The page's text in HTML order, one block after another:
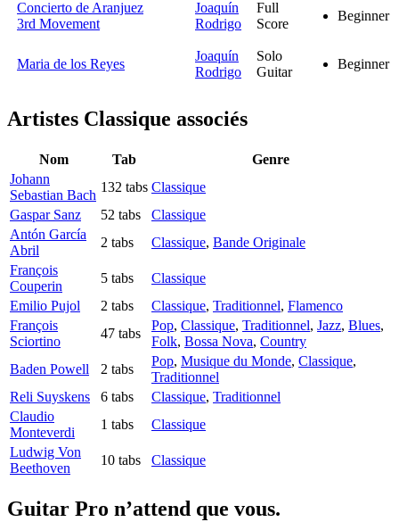
Concierto de Aranjuez
3rd Movement
Joaquín
Rodrigo
Full
Score
Beginner
Maria de los Reyes
Joaquín
Rodrigo
Solo
Guitar
Beginner
Artistes Classique associés
Nom Tab
Genre
Johann
Sebastian Bach
132 tabs Classique
Gaspar Sanz
52 tabs
Classique
Antón García
Abril
2 tabs Classique, Bande Originale
François
Couperin
5 tabs
Classique
Emilio Pujol
2 tabs Classique, Traditionnel, Flamenco
François
Sciortino
47 tabs
Pop, Classique, Traditionnel, Jazz, Blues,
Folk, Bossa Nova, Country
Baden Powell
2 tabs
Pop, Musique du Monde, Classique,
Traditionnel
Reli Suyskens
6 tabs Classique, Traditionnel
Claudio
Monteverdi
1 tabs
Classique
Ludwig Von
Beethoven
10 tabs Classique
Guitar Pro n’attend que vous.